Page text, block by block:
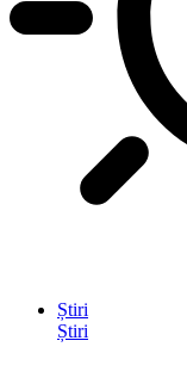
Știri
Știri